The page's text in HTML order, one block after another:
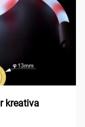
kreativa